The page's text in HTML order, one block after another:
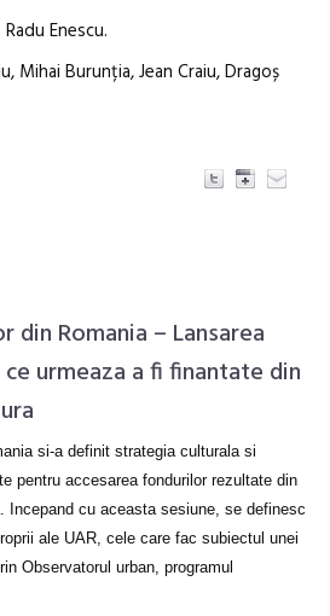
Enescu.
Mihai Burunția, Jean Craiu, Dragoș
din Romania – Lansarea
urmeaza a fi finantate din
si-a definit strategia culturala si
pentru accesarea fondurilor rezultate din
Incepand cu aceasta sesiune, se definesc
ale UAR, cele care fac subiectul unei
Observatorul urban, programul